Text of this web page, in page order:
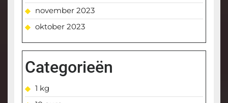
november 2023
oktober 2023
Categorieën
1 kg